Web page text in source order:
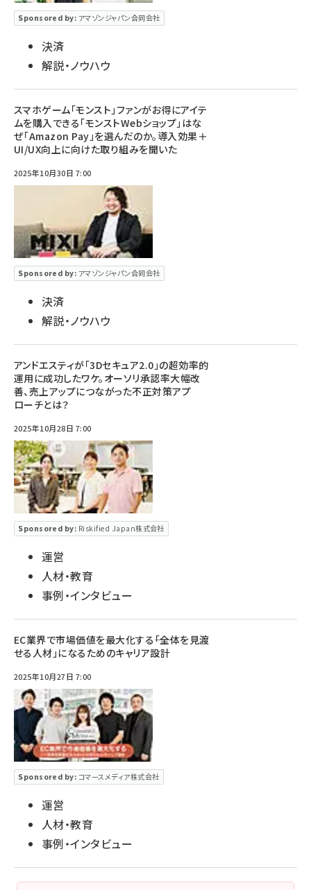
Sponsored by: アマゾンジャパン合同会社
決済
解説・ノウハウ
スマホゲーム「モンスト」ファンがお得にアイテ
ムを購入できる「モンストWebショップ」はな
ぜ「Amazon Pay」を選んだのか。導入効果＋
UI/UX向上に向けた取り組みを聞いた
2025年10月30日 7:00
Sponsored by: アマゾンジャパン合同会社
決済
解説・ノウハウ
アンドエスティが「3Dセキュア2.0」の超効率的
運用に成功したワケ。オーソリ承認率大幅改
善、売上アップにつながった不正対策アプ
ローチとは？
2025年10月28日 7:00
Sponsored by: Riskified Japan株式会社
運営
人材・教育
事例・インタビュー
EC業界で市場価値を最大化する――「全体を見渡
せる人材」になるためのキャリア設計
2025年10月27日 7:00
Sponsored by: コマースメディア株式会社
運営
人材・教育
事例・インタビュー